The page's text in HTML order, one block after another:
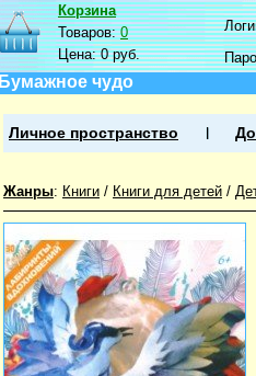
Корзина
Товаров:0
Цена:0 руб.
Бумажное чудо
Личное пространство
Жанры: Книги / Книги для детей /